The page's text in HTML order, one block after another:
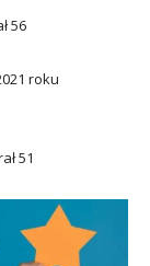
56
roku
51